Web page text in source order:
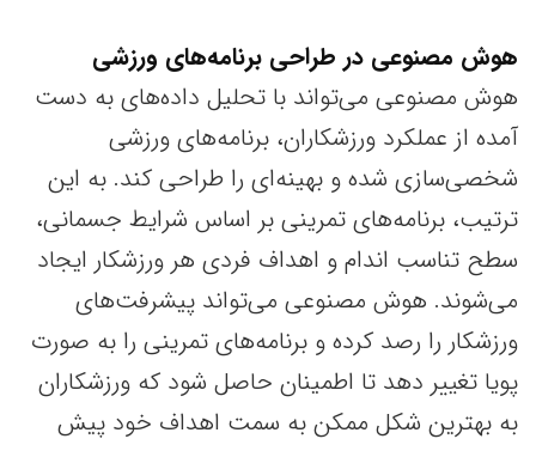
هوش مصنوعی در طراحی برنامه‌های ورزشی
هوش مصنوعی می‌تواند با تحلیل داده‌های به دست
آمده از عملکرد ورزشکاران، برنامه‌های ورزشی
شخصی‌سازی شده و بهینه‌ای را طراحی کند. به این
ترتیب، برنامه‌های تمرینی بر اساس شرایط جسمانی،
سطح تناسب اندام و اهداف فردی هر ورزشکار ایجاد
می‌شوند. هوش مصنوعی می‌تواند پیشرفت‌های
ورزشکار را رصد کرده و برنامه‌های تمرینی را به صورت
پویا تغییر دهد تا اطمینان حاصل شود که ورزشکاران
به بهترین شکل ممکن به سمت اهداف خود پیش